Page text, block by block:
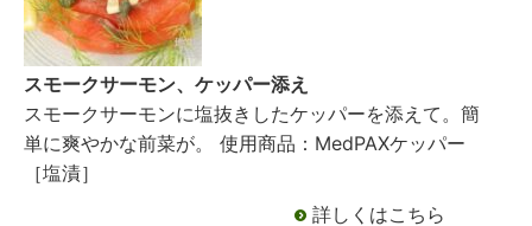
スモークサーモン、ケッパー添え
スモークサーモンに塩抜きしたケッパーを添えて。簡
単に爽やかな前菜が。 使用商品：MedPAXケッパー
［塩漬］
詳しくはこちら